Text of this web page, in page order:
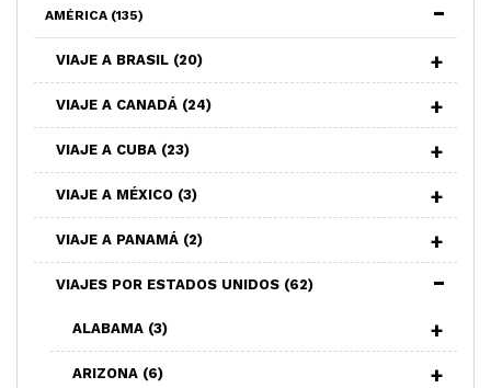
AMÉRICA (135)
VIAJE A BRASIL (20)
VIAJE A CANADÁ (24)
VIAJE A CUBA (23)
VIAJE A MÉXICO (3)
VIAJE A PANAMÁ (2)
VIAJES POR ESTADOS UNIDOS (62)
ALABAMA (3)
ARIZONA (6)